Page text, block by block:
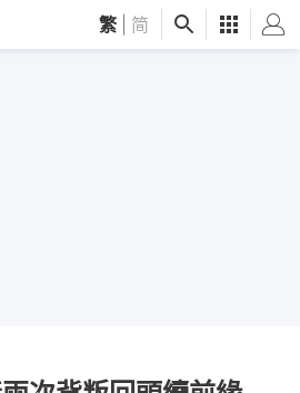
繁 简